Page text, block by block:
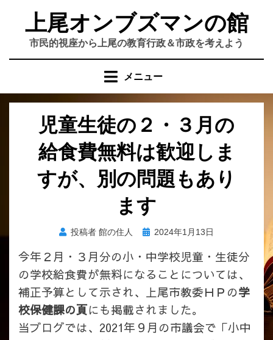
上尾オンブズマンの館
市民的視座から上尾の教育行政＆市政を考えよう
メニュー
児童生徒の２・３月の
給食費無料は歓迎しま
すが、別の問題もあり
ます
投稿者 館の住人
投
日:
2024年1月13日
今年２月・３月分の小・中学校児童・生徒分
の学校給食費が無料になることについては、
補正予算として示され、上尾市教委ＨＰの学
校保健課の頁にも掲載されました。
当ブログでは、2021年９月の市議会で「小中